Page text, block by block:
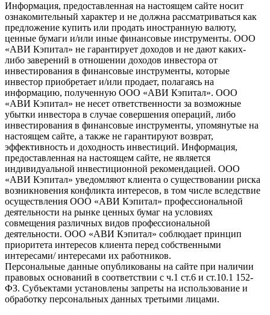
Информация, предоставленная на настоящем сайте носит
ознакомительный характер и не должна рассматриваться как
предложение купить или продать иностранную валюту,
ценные бумаги и/или иные финансовые инструменты. ООО
«АВИ Кэпитал» не гарантирует доходов и не дают каких-
либо заверений в отношении доходов инвестора от
инвестирования в финансовые инструменты, которые
инвестор приобретает и/или продает, полагаясь на
информацию, полученную ООО «АВИ Кэпитал». ООО
«АВИ Кэпитал» не несет ответственности за возможные
убытки инвестора в случае совершения операций, либо
инвестирования в финансовые инструменты, упомянутые на
настоящем сайте, а также не гарантируют возврат,
эффективность и доходность инвестиций. Информация,
предоставленная на настоящем сайте, не является
индивидуальной инвестиционной рекомендацией. ООО
«АВИ Кэпитал» уведомляют клиента о существовании риска
возникновения конфликта интересов, в том числе вследствие
осуществления ООО «АВИ Кэпитал» профессиональной
деятельности на рынке ценных бумаг на условиях
совмещения различных видов профессиональной
деятельности. ООО «АВИ Кэпитал» соблюдает принцип
приоритета интересов клиента перед собственными
интересами/ интересами их работников.
Персональные данные опубликованы на сайте при наличии
правовых оснований в соответствии с ч.1 ст.6 и ст.10.1 152-
ФЗ. Субъектами установлены запреты на использование и
обработку персональных данных третьими лицами.